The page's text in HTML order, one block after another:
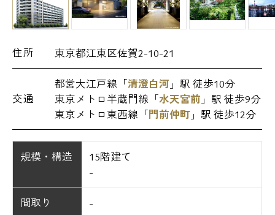
住所 東京都江東区佐賀2-10-21
交通
都営大江戸線「清澄白河 」駅 徒歩10分
東京メトロ半蔵門線「水天宮前 」駅 徒歩9分
東京メトロ東西線「門前仲町 」駅 徒歩12分
規模・構造
15階建て
-
間取り -